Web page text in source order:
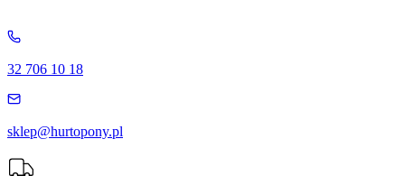
32 706 10 18
sklep@hurtopony.pl